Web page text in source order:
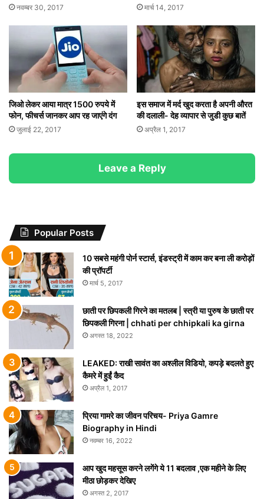
नवम्बर 30, 2017 मार्च 14, 2017
जिओ लेकर आया मात्र 1500 रुपये में
फोन, फीचर्स जानकर आप रह जाएंगे दंग
जुलाई 22, 2017
इस समाज में मर्द खुद करता है अपनी औरत
की दलाली- देह व्यापार से जुडी कुछ बातें
अप्रैल 1, 2017
Leave a Reply
Popular Posts
10 सबसे महंगी पोर्न स्टार्स, इंडस्ट्री में काम कर बना ली करोड़ों
की प्रॉपर्टी
मार्च 5, 2017
छाती पर छिपकली गिरने का मतलब | स्त्री या पुरुष के छाती पर
छिपकली गिरना | chhati per chhipkali ka girna
अगस्त 18, 2022
LEAKED: राखी सावंत का अश्लील विडियो, कपड़े बदलते हुए
कैमरे में हुईं कैद
अप्रैल 1, 2017
प्रिया गामरे का जीवन परिचय- Priya Gamre
Biography in Hindi
नवम्बर 16, 2022
आप खुद महसूस करने लगेंगे ये 11 बदलाव ,एक महीने के लिए
मीठा छोड़कर देखिए
अगस्त 2, 2017